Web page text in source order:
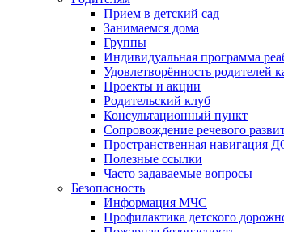
Прием в детский сад
Занимаемся дома
Группы
Индивидуальная программа
Удовлетворённость родителей
Проекты и акции
Родительский клуб
Консультационный пункт
Сопровождение речевого
Пространственная навигация
Полезные ссылки
Часто задаваемые вопросы
Безопасность
Информация МЧС
Профилактика детского